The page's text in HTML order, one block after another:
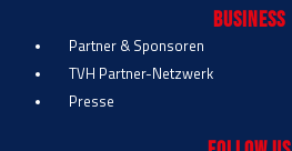
Business
Partner & Sponsoren
TVH Partner-Netzwerk
Presse